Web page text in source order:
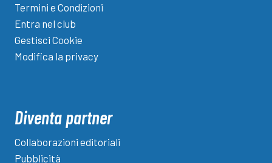
Termini e Condizioni
Entra nel club
Gestisci Cookie
Modifica la privacy
Diventa partner
Collaborazioni editoriali
Pubblicità